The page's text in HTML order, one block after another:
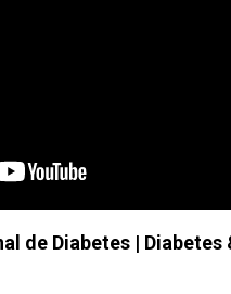
de Diabetes |